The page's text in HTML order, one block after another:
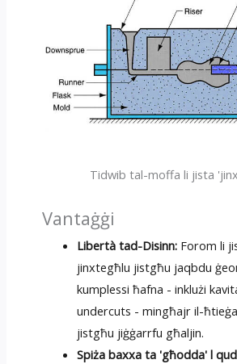
Tidwib tal-moffa li jista
Vantaġġi
Libertà tad-Disinn: Forom li
jinxtegħlu jistgħu jaqbdu
kumplessi ħafna - inklużi
undercuts - mingħajr il-
jistgħu jiġġarrfu għaljin.
Spiża baxxa ta 'għodda' l